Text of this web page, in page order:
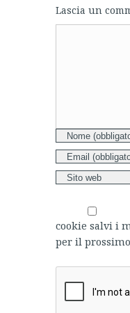
Lascia un
cookie salvi i
per il